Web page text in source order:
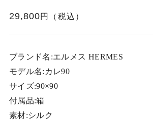
29,800
ブランド名:エルメス HERMES
モデル名:カレ90
サイズ:90×90
付属品:箱
素材:シルク